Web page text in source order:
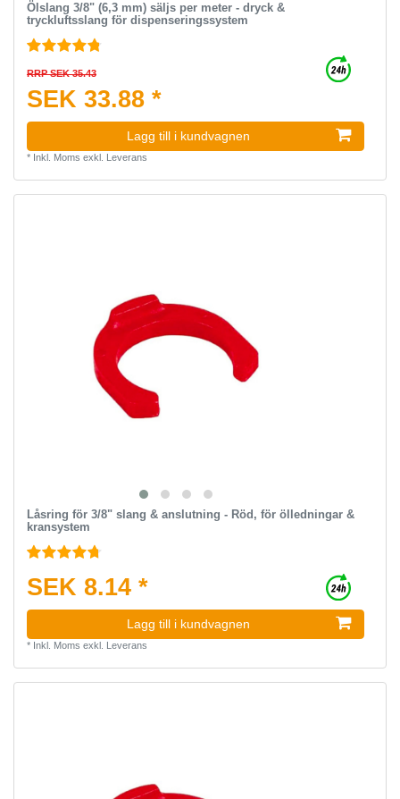
Ölslang 3/8" (6,3 mm) säljs per meter - dryck &
tryckluftsslang för dispenseringssystem
RRP SEK 35.43
SEK 33.88 *
Lagg till i kundvagnen
* Inkl. Moms exkl. Leverans
Låsring för 3/8" slang & anslutning - Röd, för ölledningar &
kransystem
SEK 8.14 *
Lagg till i kundvagnen
* Inkl. Moms exkl. Leverans